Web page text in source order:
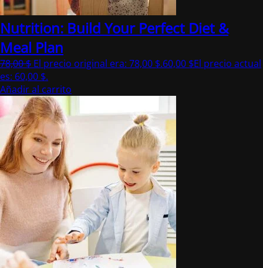
Nutrition: Build Your Perfect Diet &
Meal Plan
78,00$ El precio original era: 78,00 $.60,00 $El precio actual
es: 60,00 $.
Añadir al carrito